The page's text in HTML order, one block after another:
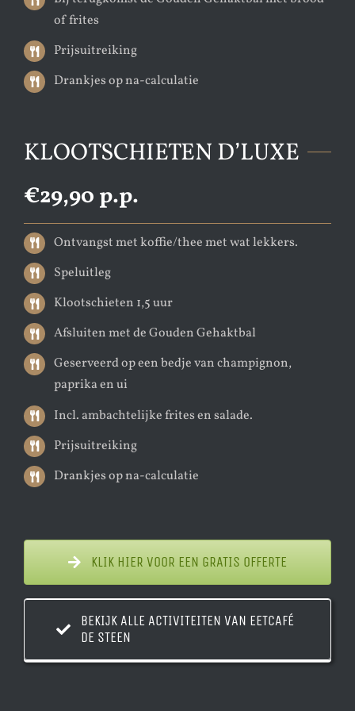
of frites
Prijsuitreiking
Drankjes op na-calculatie
KLOOTSCHIETEN D’LUXE
€29,90 p.p.
Ontvangst met koffie/thee met wat lekkers.
Speluitleg
Klootschieten 1,5 uur
Afsluiten met de Gouden Gehaktbal
Geserveerd op een bedje van champignon,
paprika en ui
Incl. ambachtelijke frites en salade.
Prijsuitreiking
Drankjes op na-calculatie
KLIK HIER VOOR EEN GRATIS OFFERTE
BEKIJK ALLE ACTIVITEITEN VAN EETCAFÉ
DE STEEN